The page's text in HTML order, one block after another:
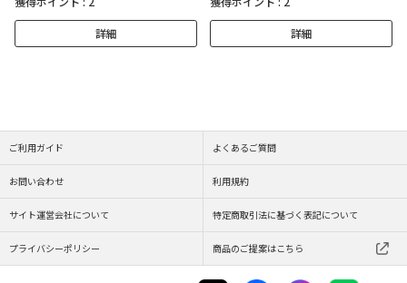
詳細 詳細
ご利用ガイド よくあるご質問
お問い合わせ 利用規約
サイト運営会社について 特定商取引法に基づく表記について
プライバシーポリシー 商品のご提案はこちら